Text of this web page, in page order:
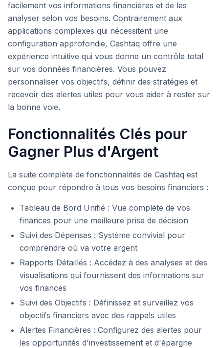
facilement vos informations financières et de les
analyser selon vos besoins. Contrairement aux
applications complexes qui nécessitent une
configuration approfondie, Cashtaq offre une
expérience intuitive qui vous donne un contrôle total
sur vos données financières. Vous pouvez
personnaliser vos objectifs, définir des stratégies et
recevoir des alertes utiles pour vous aider à rester sur
la bonne voie.
Fonctionnalités Clés pour
Gagner Plus d'Argent
La suite complète de fonctionnalités de Cashtaq est
conçue pour répondre à tous vos besoins financiers :
Tableau de Bord Unifié : Vue complète de vos
finances pour une meilleure prise de décision
Suivi des Dépenses : Système convivial pour
comprendre où va votre argent
Rapports Détaillés : Accédez à des analyses et des
visualisations qui fournissent des informations sur
vos finances
Suivi des Objectifs : Définissez et surveillez vos
objectifs financiers avec des rappels utiles
Alertes Financières : Configurez des alertes pour
les opportunités d'investissement et d'épargne